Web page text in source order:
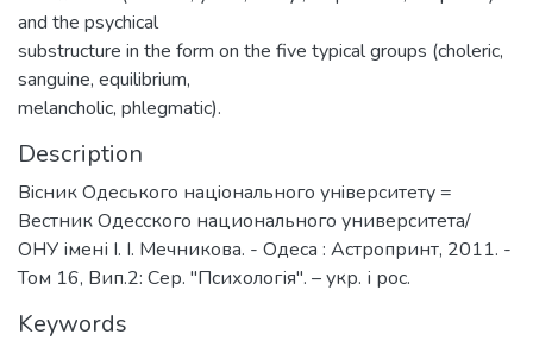
and the psychical
substructure in the form on the five typical groups (choleric,
sanguine, equilibrium,
melancholic, phlegmatic).
Description
Вiсник Одеського нацiонального унiверситету =
Вестник Одесского национального университета/
ОНУ імені І. І. Мечникова. - Одеса : Астропринт, 2011. -
Том 16, Вип.2: Сер. "Психологія". – укр. і рос.
Keywords